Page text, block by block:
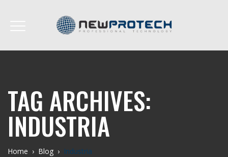
TAG ARCHIVES:
INDUSTRIA
Home › Blog › Industria